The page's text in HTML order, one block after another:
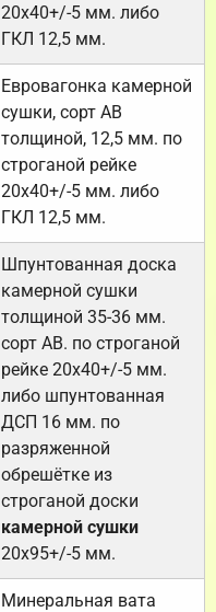
20х40+/-5 мм. либо
ГКЛ 12,5 мм.
Евровагонка камерной
сушки, сорт АВ
толщиной, 12,5 мм. по
строганой рейке
20х40+/-5 мм. либо
ГКЛ 12,5 мм.
Шпунтованная доска
камерной сушки
толщиной 35-36 мм.
сорт АВ. по строганой
рейке 20х40+/-5 мм.
либо шпунтованная
ДСП 16 мм. по
разряженной
обрешётке из
строганой доски
камерной сушки
20х95+/-5 мм.
Минеральная вата